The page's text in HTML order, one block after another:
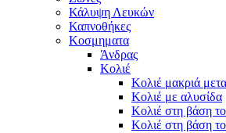
Κάλυψη Λευκών
Καπνοθήκες
Κοσμηματα
Άνδρας
Κολιέ
Κολιέ μακριά
Κολιέ με αλυσίδα
Κολιέ στη βάση
Κολιέ στη βάση